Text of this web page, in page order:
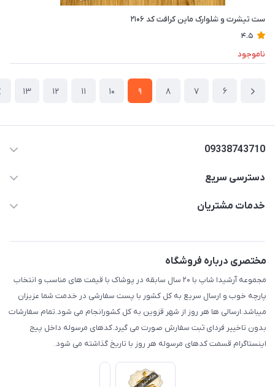
ست تیشرت و شلوارک ماین کرافت کد ۲۱۰۶
4.5
ناموجود
6
7
8
9
10
11
12
13
09338743710
دسترسی سریع
حساب کاربری
لیست محصولات
درباره ما
تماس با ما
خدمات مشتریان
مختصری درباره فروشگاه
مجموعه آرشیدا شاپ با ۲۰ سال سابقه در پوشاک با قیمت های مناسب و انتخاب
پارچه خوب و ارسال سریع به کل کشور با پست سفارشی در خدمت شما عزیزان
میباشد.ارسالی ها هر روز از شهر قزوین به کل کشورانجام می شود.تمام سفارشات
بدون تاخییر فردای ثبت سفارش صورت می گیرد.کدهای مرسوله داخل پیج
اینستاگرام قسمت کدهای مرسوله هر روز با تاریخ گذاشته می شود.